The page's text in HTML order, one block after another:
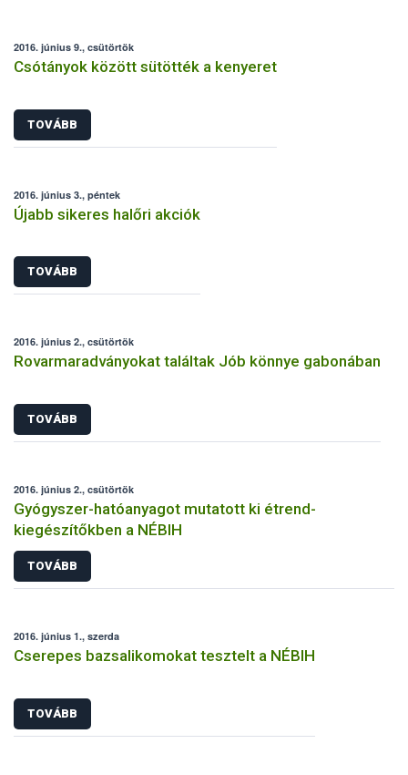
2016. június 9., csütörtök
Csótányok között sütötték a kenyeret
TOVÁBB
2016. június 3., péntek
Újabb sikeres halőri akciók
TOVÁBB
2016. június 2., csütörtök
Rovarmaradványokat találtak Jób könnye gabonában
TOVÁBB
2016. június 2., csütörtök
Gyógyszer-hatóanyagot mutatott ki étrend-
kiegészítőkben a NÉBIH
TOVÁBB
2016. június 1., szerda
Cserepes bazsalikomokat tesztelt a NÉBIH
TOVÁBB